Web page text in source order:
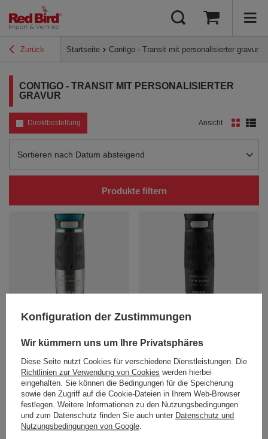
Zurück Startseite Contigo - Transit mit personalisierter gravur
CONTIGO - TRANSIT MIT PERSONALISIERTER
GRAVUR
Direktbestellung
Sortierung ändern
Sortieren nach Datum absteigend
Ansicht
Produkte filtern
Personalisierbarer thermobecher
Contigo Transit (Metra) 470ml -
32,11 € / stk.
+ Auf die vergleichsliste
Personalisierbarer thermobecher
Contigo Transit (Metra) 470ml -
32,11 € / stk.
+ Auf die vergleichsliste
Konfiguration der Zustimmungen
Wir kümmern uns um Ihre Privatsphäres
Diese Seite nutzt Cookies für verschiedene Dienstleistungen. Die
Richtlinien zur Verwendung von Cookies werden hierbei
eingehalten. Sie können die Bedingungen für die Speicherung
sowie den Zugriff auf die Cookie-Dateien in Ihrem Web-Browser
festlegen. Weitere Informationen zu den Nutzungsbedingungen
und zum Datenschutz finden Sie auch unter Datenschutz und
Nutzungsbedingungen von Google.